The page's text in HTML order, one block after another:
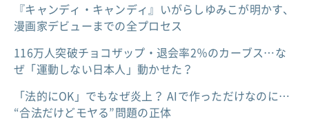
『キャンディ・キャンディ』いがらしゆみこが明かす、
漫画家デビューまでの全プロセス
116万人突破チョコザップ・退会率2％のカーブス…な
ぜ「運動しない日本人」動かせた？
「法的にOK」でもなぜ炎上？ AIで作っただけなのに…
“合法だけどモヤる”問題の正体